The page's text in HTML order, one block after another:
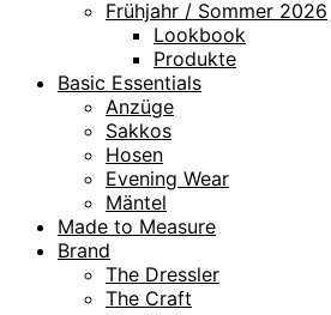
Frühjahr / Sommer 2026
Lookbook
Produkte
Basic Essentials
Anzüge
Sakkos
Hosen
Evening Wear
Mäntel
Made to Measure
Brand
The Dressler
The Craft